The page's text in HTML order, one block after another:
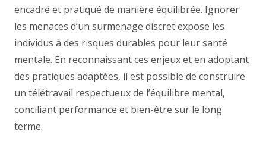
encadré et pratiqué de manière équilibrée. Ignorer
les menaces d’un surmenage discret expose les
individus à des risques durables pour leur santé
mentale. En reconnaissant ces enjeux et en adoptant
des pratiques adaptées, il est possible de construire
un télétravail respectueux de l’équilibre mental,
conciliant performance et bien-être sur le long
terme.